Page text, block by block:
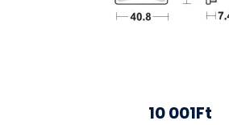
10 001Ft